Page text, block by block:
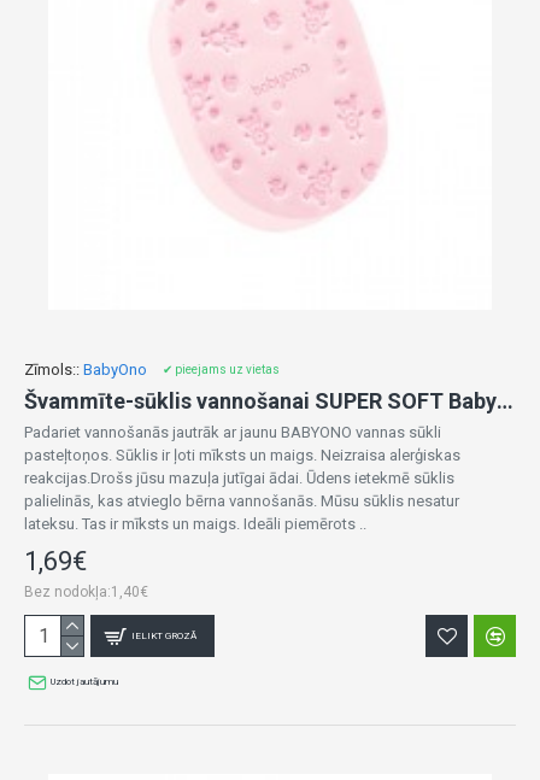
Zīmols:: BabyOno ✔ pieejams uz vietas
Švammīte-sūklis vannošanai SUPER SOFT BabyOno 1640/01 pink
Padariet vannošanās jautrāk ar jaunu BABYONO vannas sūkli
pasteļtoņos. Sūklis ir ļoti mīksts un maigs. Neizraisa alerģiskas
reakcijas.Drošs jūsu mazuļa jutīgai ādai. Ūdens ietekmē sūklis
palielinās, kas atvieglo bērna vannošanās. Mūsu sūklis nesatur
lateksu. Tas ir mīksts un maigs. Ideāli piemērots ..
1,69€
Bez nodokļa:1,40€
IELIKT GROZĀ
Uzdot jautājumu